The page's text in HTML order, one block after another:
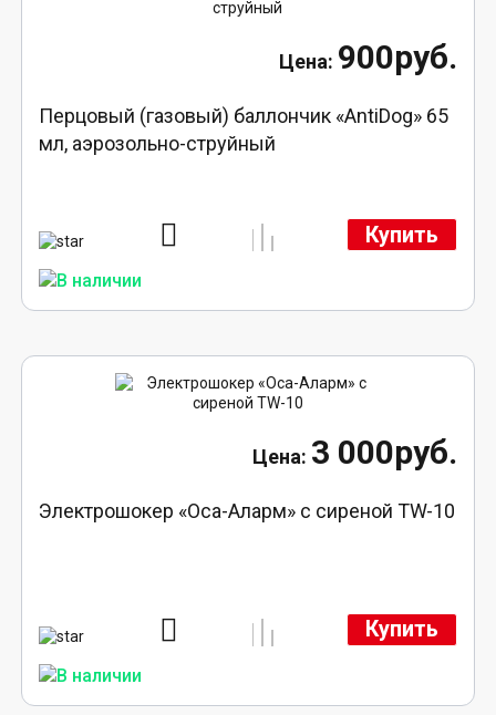
900руб.
Перцовый (газовый) баллончик «AntiDog» 65
мл, аэрозольно-струйный
Купить
3 000руб.
Электрошокер «Оса-Аларм» с сиреной TW-10
Купить